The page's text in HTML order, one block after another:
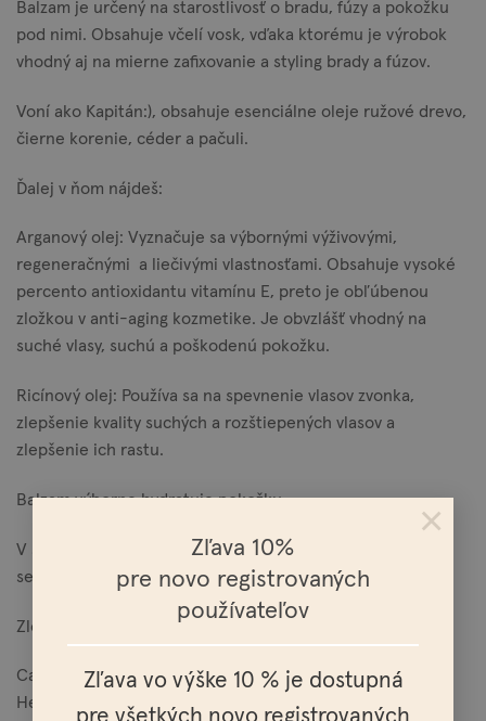
Zľava 10%
pre novo registrovaných
používateľov
Zľava vo výške 10 % je dostupná
×
Balzam je určený na starostlivosť o bradu, fúzy a pokožku
pod nimi. Obsahuje včelí vosk, vďaka ktorému je výrobok
vhodný aj na mierne zafixovanie a styling brady a fúzov.
Voní ako Kapitán:), obsahuje esenciálne oleje ružové drevo,
čierne korenie, céder a pačuli.
Ďalej v ňom nájdeš:
Arganový olej: Vyznačuje sa výbornými výživovými,
regeneračnými a liečivými vlastnosťami. Obsahuje vysoké
percento antioxidantu vitamínu E, preto je obľúbenou
zložkou v anti-aging kozmetike. Je obvzlášť vhodný na
suché vlasy, suchú a poškodenú pokožku.
Ricínový olej: Používa sa na spevnenie vlasov zvonka,
zlepšenie kvality suchých a rozštiepených vlasov a
zlepšenie ich rastu.
Balzam výborne hydratuje pokožku.
V sklenenom obale, 30ml balení vhodnom aj na cesty zo
sebou.
Zloženie:
Caprylic/Capric Triglyceride, Polyglycerol-3 Beeswax,
Helianthus Annuus Seed Oil, Argania Spinosa Kernel Oil,